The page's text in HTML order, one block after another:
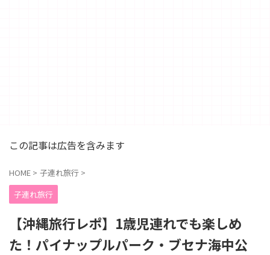
この記事は広告を含みます
HOME > 子連れ旅行 >
子連れ旅行
【沖縄旅行レポ】1歳児連れでも楽しめ
た！パイナップルパーク・ブセナ海中公